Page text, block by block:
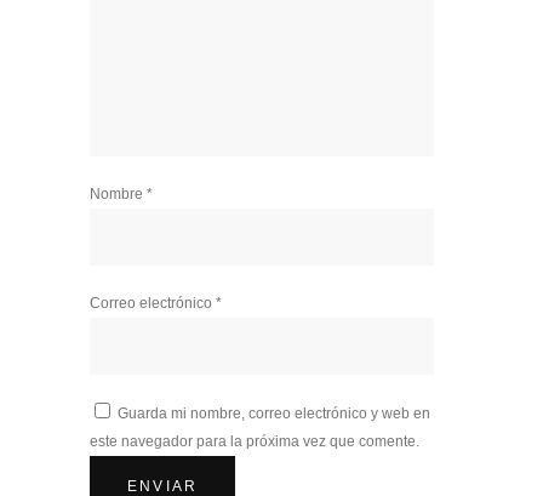
Nombre *
Correo electrónico *
Guarda mi nombre, correo electrónico y web en
este navegador para la próxima vez que comente.